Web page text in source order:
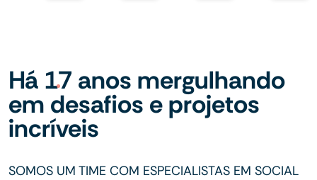
Há 17 anos mergulhando
em desafios e projetos
incríveis
SOMOS UM TIME COM ESPECIALISTAS EM SOCIAL